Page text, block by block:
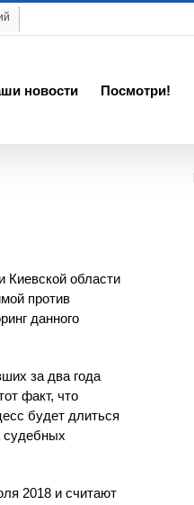
новости Посмотри!
Киевской области
против
данного
за два года
факт, что
будет длиться
судебных
2018 и считают